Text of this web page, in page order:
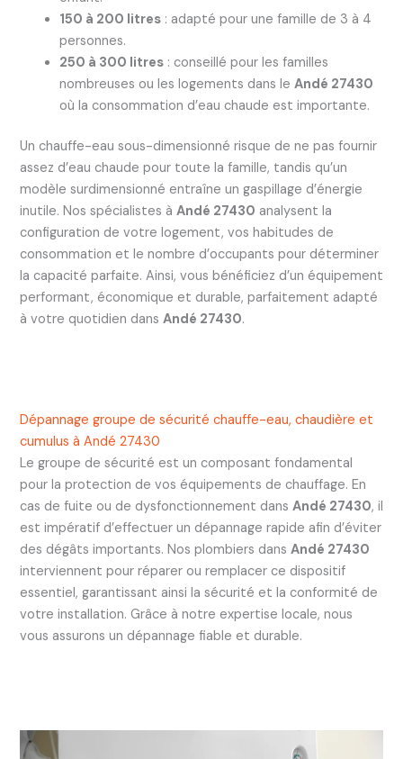
150 à 200 litres: adapté pour une famille de 3 à 4
personnes.
250 à 300 litres: conseillé pour les familles
nombreuses ou les logements dans le Andé 27430
où la consommation d’eau chaude est importante.
Un chauffe-eau sous-dimensionné risque de ne pas fournir
assez d’eau chaude pour toute la famille, tandis qu’un
modèle surdimensionné entraîne un gaspillage d’énergie
inutile. Nos spécialistes à Andé 27430 analysent la
configuration de votre logement, vos habitudes de
consommation et le nombre d’occupants pour déterminer
la capacité parfaite. Ainsi, vous bénéficiez d’un équipement
performant, économique et durable, parfaitement adapté
à votre quotidien dans Andé 27430.
Dépannage groupe de sécurité chauffe-eau, chaudière et
cumulus à Andé 27430
Le groupe de sécurité est un composant fondamental
pour la protection de vos équipements de chauffage. En
cas de fuite ou de dysfonctionnement dans Andé 27430, il
est impératif d’effectuer un dépannage rapide afin d’éviter
des dégâts importants. Nos plombiers dans Andé 27430
interviennent pour réparer ou remplacer ce dispositif
essentiel, garantissant ainsi la sécurité et la conformité de
votre installation. Grâce à notre expertise locale, nous
vous assurons un dépannage fiable et durable.